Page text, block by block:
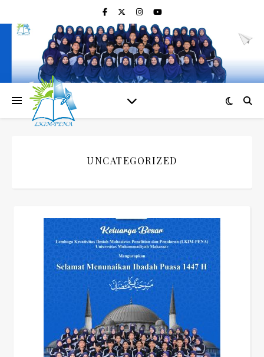
UNCATEGORIZED